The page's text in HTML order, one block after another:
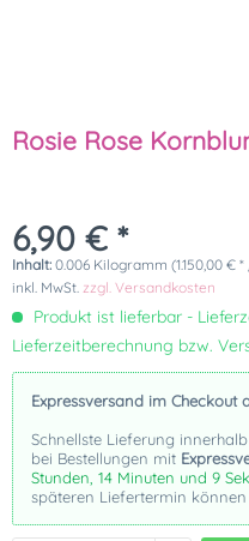
Rosie Rose
6,90 € *
Inhalt: 0.006 Kilogramm (1.150,00 €
inkl. MwSt. zzgl. Versandkosten
Produkt ist lieferbar -
Lieferzeitberechnung bzw.
Expressversand im Checkout
Schnellste Lieferung
bei Bestellungen mit
Stunden, 14 Minuten und 9
späteren Liefertermin können